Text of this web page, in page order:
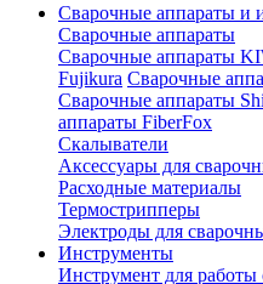
Сварочные аппараты и
Сварочные аппараты
Сварочные аппараты
Fujikura Сварочные
Сварочные аппараты
аппараты FiberFox
Скалыватели
Аксессуары для
Расходные материалы
Термострипперы
Электроды для
Инструменты
Инструмент для работы